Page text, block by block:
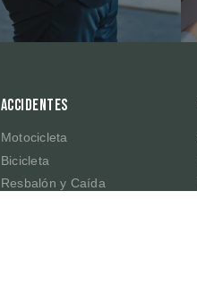
Accidentes
Motocicleta
Bicicleta
Resbalón y Caída